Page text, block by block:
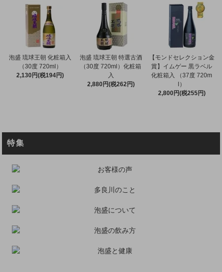
泡盛 琉球王朝 化粧箱入
（30度 720ml）
2,130円(税194円)
泡盛 琉球王朝 特選古酒
（30度 720ml）化粧箱
入
2,880円(税262円)
【モンドセレクション金
賞】イムゲー 黒ラベル
化粧箱入 （37度 720m
l）
2,800円(税255円)
特集